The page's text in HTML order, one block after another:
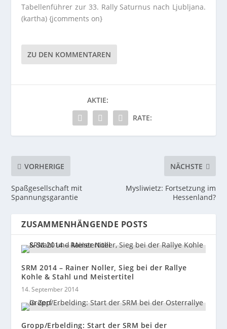
Tabellenführer zur 33. Rally Saturnus nach Ljubljana.
(kartha) {jcomments on}
ZU DEN KOMMENTAREN
AKTIE:
RATE:
VORHERIGE
Spaßgesellschaft mit
Spannungsgarantie
NÄCHSTE
Mysliwietz: Fortsetzung im
Hessenland?
ZUSAMMENHÄNGENDE POSTS
SRM 2014 – Rainer Noller, Sieg bei der Rallye
Kohle & Stahl und Meistertitel
14. September 2014
Gropp/Erbelding: Start der SRM bei der